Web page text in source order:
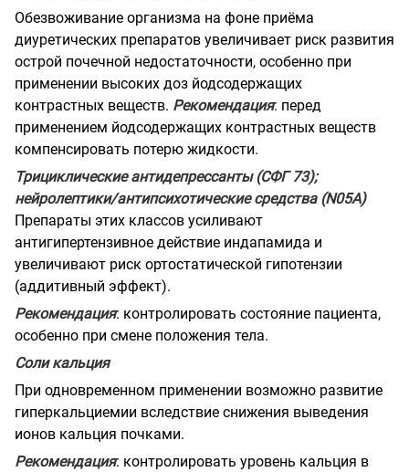
Обезвоживание организма на фоне приёма
диуретических препаратов увеличивает риск развития
острой почечной недостаточности, особенно при
применении высоких доз йодсодержащих
контрастных веществ. Рекомендация: перед
применением йодсодержащих контрастных веществ
компенсировать потерю жидкости.
Трициклические антидепрессанты (СФГ 73);
нейролептики/антипсихотические средства (N05A)
Препараты этих классов усиливают
антигипертензивное действие индапамида и
увеличивают риск ортостатической гипотензии
(аддитивный эффект).
Рекомендация: контролировать состояние пациента,
особенно при смене положения тела.
Соли кальция
При одновременном применении возможно развитие
гиперкальциемии вследствие снижения выведения
ионов кальция почками.
Рекомендация: контролировать уровень кальция в